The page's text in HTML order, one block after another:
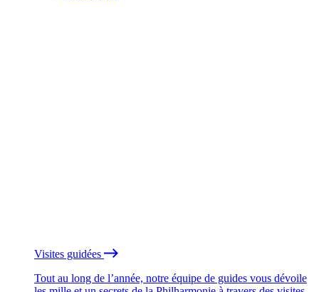
Visites guidées
Tout au long de l’année, notre équipe de guides vous dévoile